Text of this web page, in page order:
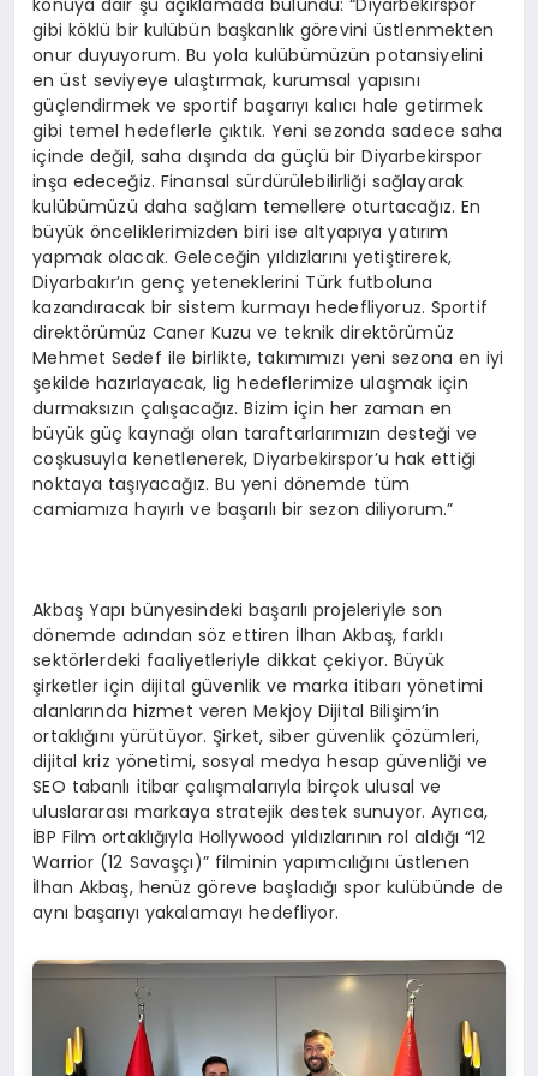
gibi köklü bir kulübün başkanlık görevini üstlenmekten
onur duyuyorum. Bu yola kulübümüzün potansiyelini
en üst seviyeye ulaştırmak, kurumsal yapısını
güçlendirmek ve sportif başarıyı kalıcı hale getirmek
gibi temel hedeflerle çıktık. Yeni sezonda sadece saha
içinde değil, saha dışında da güçlü bir Diyarbekirspor
inşa edeceğiz. Finansal sürdürülebilirliği sağlayarak
kulübümüzü daha sağlam temellere oturtacağız. En
büyük önceliklerimizden biri ise altyapıya yatırım
yapmak olacak. Geleceğin yıldızlarını yetiştirerek,
Diyarbakır’ın genç yeteneklerini Türk futboluna
kazandıracak bir sistem kurmayı hedefliyoruz. Sportif
direktörümüz Caner Kuzu ve teknik direktörümüz
Mehmet Sedef ile birlikte, takımımızı yeni sezona en iyi
şekilde hazırlayacak, lig hedeflerimize ulaşmak için
durmaksızın çalışacağız. Bizim için her zaman en
büyük güç kaynağı olan taraftarlarımızın desteği ve
coşkusuyla kenetlenerek, Diyarbekirspor’u hak ettiği
noktaya taşıyacağız. Bu yeni dönemde tüm
camiamıza hayırlı ve başarılı bir sezon diliyorum.”
Akbaş Yapı bünyesindeki başarılı projeleriyle son
dönemde adından söz ettiren İlhan Akbaş, farklı
sektörlerdeki faaliyetleriyle dikkat çekiyor. Büyük
şirketler için dijital güvenlik ve marka itibarı yönetimi
alanlarında hizmet veren Mekjoy Dijital Bilişim’in
ortaklığını yürütüyor. Şirket, siber güvenlik çözümleri,
dijital kriz yönetimi, sosyal medya hesap güvenliği ve
SEO tabanlı itibar çalışmalarıyla birçok ulusal ve
uluslararası markaya stratejik destek sunuyor. Ayrıca,
İBP Film ortaklığıyla Hollywood yıldızlarının rol aldığı “12
Warrior (12 Savaşçı)” filminin yapımcılığını üstlenen
İlhan Akbaş, henüz göreve başladığı spor kulübünde de
aynı başarıyı yakalamayı hedefliyor.